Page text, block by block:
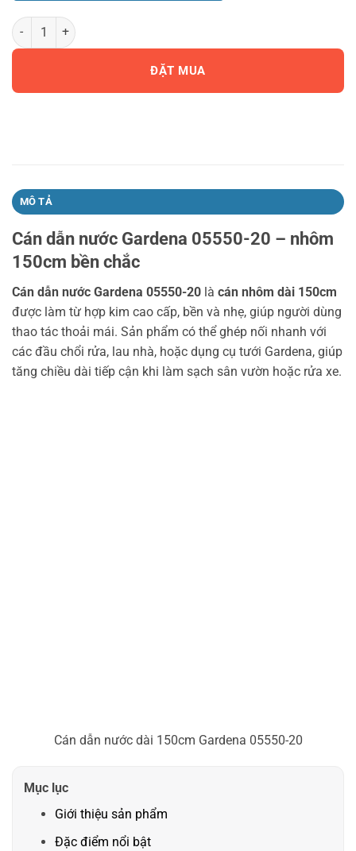
Cán dẫn nước dài 150cm Gardena 05550-20 số lượng
ĐẶT MUA
MÔ TẢ
Cán dẫn nước Gardena 05550-20 – nhôm
150cm bền chắc
Cán dẫn nước Gardena 05550-20 là cán nhôm dài 150cm
được làm từ hợp kim cao cấp, bền và nhẹ, giúp người dùng
thao tác thoải mái. Sản phẩm có thể ghép nối nhanh với
các đầu chổi rửa, lau nhà, hoặc dụng cụ tưới Gardena, giúp
tăng chiều dài tiếp cận khi làm sạch sân vườn hoặc rửa xe.
Cán dẫn nước dài 150cm Gardena 05550-20
Mục lục
Giới thiệu sản phẩm
Đặc điểm nổi bật